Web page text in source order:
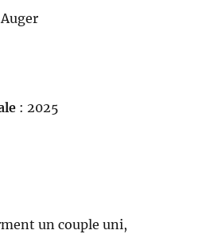
: 2025
un couple uni,